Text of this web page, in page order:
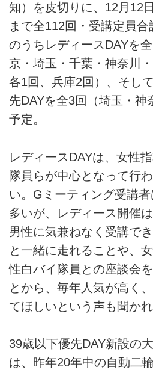
知）を皮切りに、12月12
まで全112回・受講定員合
のうちレディースDAYを
京・埼玉・千葉・神奈川
各1回、兵庫2回）、そし
先DAYを全3回（埼玉・神
予定。
レディースDAYは、女性
隊員らが中心となって行
い。Gミーティング受講
多いが、レディース開催
男性に気兼ねなく受講で
と一緒に走れることや、
性白バイ隊員との座談会
とから、毎年人気が高く
てほしいという声も聞かれ
39歳以下優先DAY新設の
は、昨年20年中の自動二